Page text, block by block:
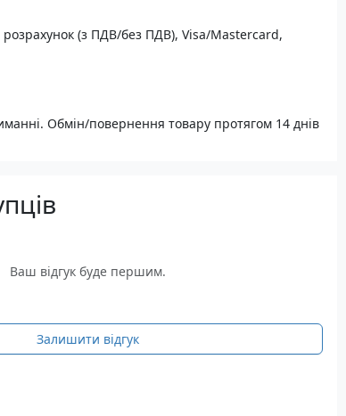
розрахунок (з ПДВ/без ПДВ), Visa/Mastercard,
Обмін/повернення товару протягом 14 днів
Ваш відгук буде першим.
Залишити відгук